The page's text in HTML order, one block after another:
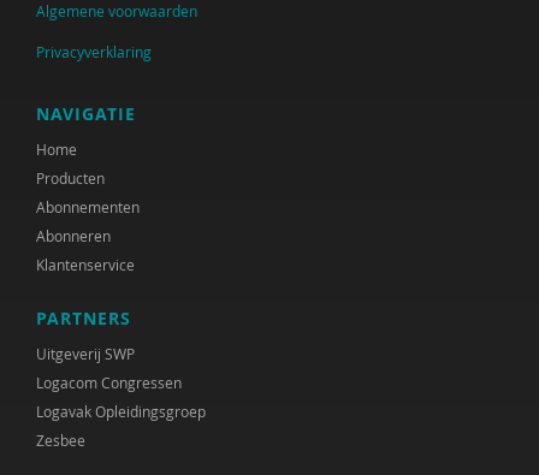
Algemene voorwaarden
Privacyverklaring
NAVIGATIE
Home
Producten
Abonnementen
Abonneren
Klantenservice
PARTNERS
Uitgeverij SWP
Logacom Congressen
Logavak Opleidingsgroep
Zesbee